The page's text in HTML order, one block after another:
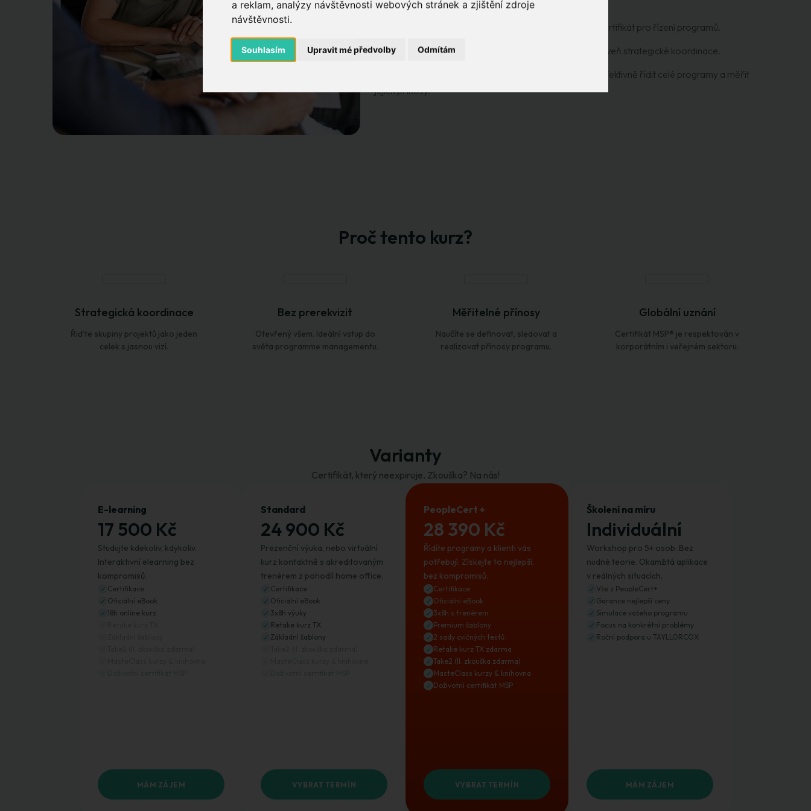
a reklam, analýzy návštěvnosti webových stránek a zjištění zdroje
návštěvnosti.
Souhlasím Odmítám
Upravit mé předvolby
pro vás.
získají mezinárodně uznávaný certifikát pro řízení programů.
Senior projektoví manažeři:
rozšíří kompetence na úroveň strategické koordinace.
pochopí, jak efektivně řídit celé programy a měřit
jejich přínosy.
Proč tento kurz?
Strategická koordinace
Řiďte skupiny projektů jako jeden
celek s jasnou vizí.
Bez prerekvizit
Otevřený všem. Ideální vstup do
světa programme managementu.
Měřitelné přínosy
Naučíte se definovat, sledovat a
realizovat přínosy programu.
Globální uznání
Certifikát MSP® je respektován v
korporátním i veřejném sektoru.
Varianty
Certifikát, který neexpiruje. Zkouška? Na nás!
E-learning
17 500 Kč
Studujte kdekoliv, kdykoliv.
Interaktivní elearning bez
kompromisů.
Certifikace
Oficiální eBook
18h online kurz
MÁM ZÁJEM
Standard
24 900 Kč
Prezenční výuka, nebo virtuální
kurz kontaktně s akreditovaným
trenérem z pohodlí home office.
Certifikace
Oficiální eBook
3x8h výuky
Retake kurz TX
Základní šablony
VYBRAT TERMÍN
PeopleCert +
28 390 Kč
Řídíte programy a klienti vás
potřebují. Získejte to nejlepší,
bez kompromisů.
Certifikace
Oficiální eBook
3x8h s trenérem
Premium šablony
2 sady cvičných testů
Retake kurz TX zdarma
Take2 (II. zkouška zdarma)
MasteClass kurzy & knihovna
Doživotní certifikát MSP
VYBRAT TERMÍN
Školení na míru
Individuální
Workshop pro 5+ osob. Bez
nudné teorie. Okamžitá aplikace
v reálných situacích.
Vše z PeopleCert+
Garance nejlepší ceny
Simulace vašeho programu
Focus na konkrétní problémy
Roční podpora u TAYLLORCOX
MÁM ZÁJEM